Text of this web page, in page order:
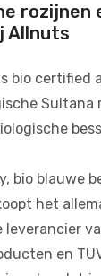
rozijnen
Allnuts
bio certified
Sultana
bio blauwe
het
leverancier
en